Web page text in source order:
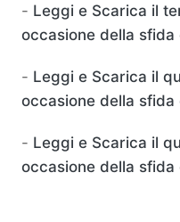
- Leggi e Scarica il
occasione della sfida
- Leggi e Scarica il
occasione della
- Leggi e Scarica il
occasione della